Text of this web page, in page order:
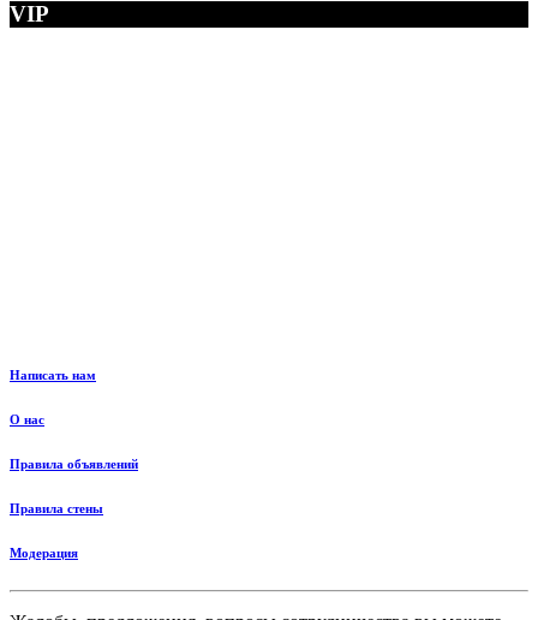
VIP
Написать нам
О нас
Правила объявлений
Правила стены
Модерация